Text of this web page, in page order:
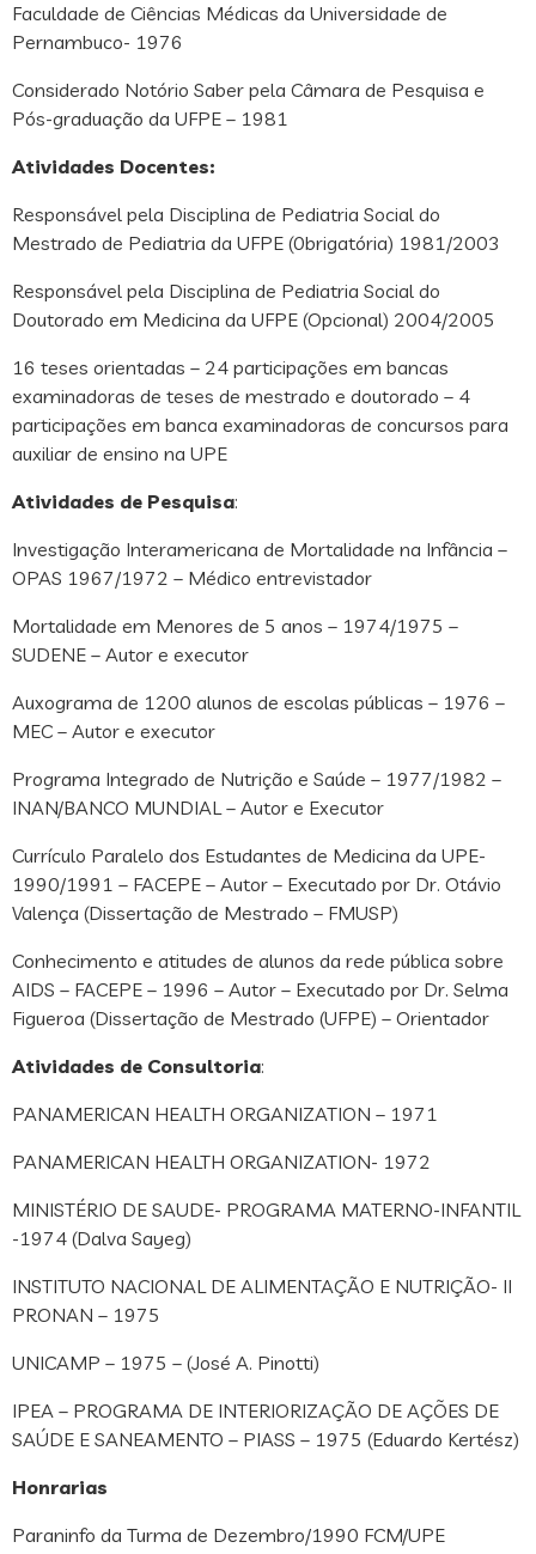
Faculdade de Ciências Médicas da Universidade de
Pernambuco- 1976
Considerado Notório Saber pela Câmara de Pesquisa e
Pós-graduação da UFPE – 1981
Atividades Docentes:
Responsável pela Disciplina de Pediatria Social do
Mestrado de Pediatria da UFPE (0brigatória) 1981/2003
Responsável pela Disciplina de Pediatria Social do
Doutorado em Medicina da UFPE (Opcional) 2004/2005
16 teses orientadas – 24 participações em bancas
examinadoras de teses de mestrado e doutorado – 4
participações em banca examinadoras de concursos para
auxiliar de ensino na UPE
Atividades de Pesquisa:
Investigação Interamericana de Mortalidade na Infância –
OPAS 1967/1972 – Médico entrevistador
Mortalidade em Menores de 5 anos – 1974/1975 –
SUDENE – Autor e executor
Auxograma de 1200 alunos de escolas públicas – 1976 –
MEC – Autor e executor
Programa Integrado de Nutrição e Saúde – 1977/1982 –
INAN/BANCO MUNDIAL – Autor e Executor
Currículo Paralelo dos Estudantes de Medicina da UPE-
1990/1991 – FACEPE – Autor – Executado por Dr. Otávio
Valença (Dissertação de Mestrado – FMUSP)
Conhecimento e atitudes de alunos da rede pública sobre
AIDS – FACEPE – 1996 – Autor – Executado por Dr. Selma
Figueroa (Dissertação de Mestrado (UFPE) – Orientador
Atividades de Consultoria:
PANAMERICAN HEALTH ORGANIZATION – 1971
PANAMERICAN HEALTH ORGANIZATION- 1972
MINISTÉRIO DE SAUDE- PROGRAMA MATERNO-INFANTIL
-1974 (Dalva Sayeg)
INSTITUTO NACIONAL DE ALIMENTAÇÃO E NUTRIÇÃO- II
PRONAN – 1975
UNICAMP – 1975 – (José A. Pinotti)
IPEA – PROGRAMA DE INTERIORIZAÇÃO DE AÇÕES DE
SAÚDE E SANEAMENTO – PIASS – 1975 (Eduardo Kertész)
Honrarias
Paraninfo da Turma de Dezembro/1990 FCM/UPE